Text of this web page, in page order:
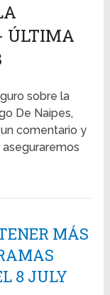
ÚLTIMA
sobre la
De Naipes,
comentario y
MÁS
8 JULY